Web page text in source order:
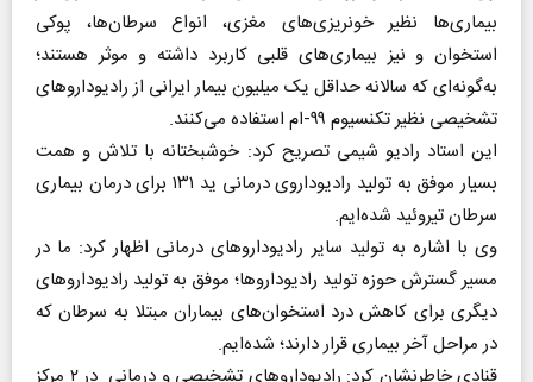
بیماری‌ها نظیر خونریزی‌های مغزی، انواع سرطان‌ها، پوکی
استخوان و نیز بیماری‌های قلبی کاربرد داشته و موثر هستند؛
به‌گونه‌ای‌ که سالانه حداقل یک میلیون بیمار ایرانی از رادیوداروهای
تشخیصی نظیر تکنسیوم ۹۹-ام استفاده می‌کنند.
این استاد رادیو شیمی تصریح کرد: خوشبختانه با تلاش و همت
بسیار موفق به تولید رادیوداروی درمانی ید ۱۳۱ برای درمان بیماری
سرطان تیروئید شده‌ایم.
وی با اشاره به تولید سایر رادیوداروهای درمانی اظهار کرد: ما در
مسیر گسترش حوزه تولید رادیوداروها؛ موفق به تولید رادیوداروهای
دیگری برای کاهش درد استخوان‌های بیماران مبتلا به سرطان که
در مراحل آخر بیماری قرار دارند؛ شده‌ایم.